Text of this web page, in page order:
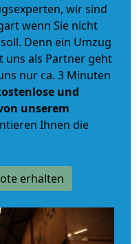
wir sind
wenn Sie nicht
Denn ein Umzug
uns als Partner geht
nur ca. 3 Minuten
und
unserem
Ihnen die
erhalten